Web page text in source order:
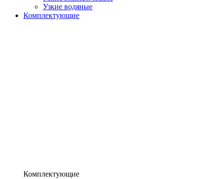
Узкие водяные
Комплектующие
Комплектующие